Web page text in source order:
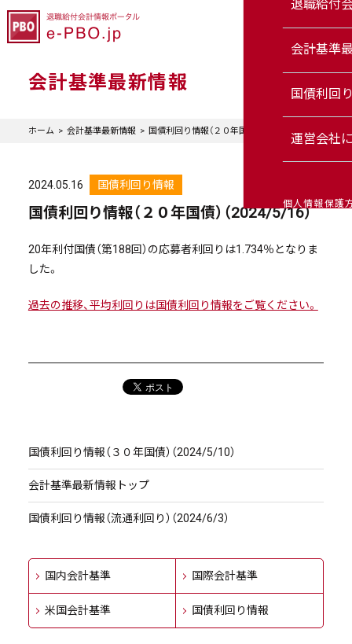
退職給付
会計基準
国債利回
運営会社
個人情報保護
会計基準最新情報
ホーム 会計基準最新情報 国債利回り情報（２０年国債）（2024/5/16）
2024.05.16 国債利回り情報
国債利回り情報（２０年国債）（2024/5/16）
20年利付国債（第188回）の応募者利回りは1.734％となりま
した。
過去の推移、平均利回りは国債利回り情報をご覧ください。
国債利回り情報（３０年国債）（2024/5/10）
会計基準最新情報トップ
国債利回り情報（流通利回り）（2024/6/3）
国内会計基準 国際会計基準
米国会計基準 国債利回り情報